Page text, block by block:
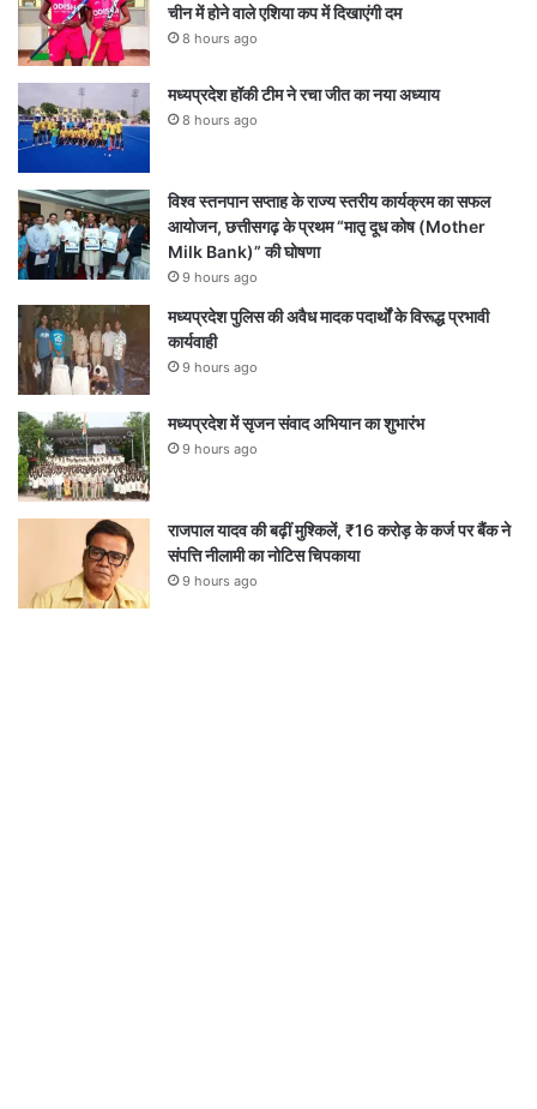
चीन में होने वाले एशिया कप में दिखाएंगी दम
8 hours ago
मध्यप्रदेश हॉकी टीम ने रचा जीत का नया अध्याय
8 hours ago
विश्व स्तनपान सप्ताह के राज्य स्तरीय कार्यक्रम का सफल
आयोजन, छत्तीसगढ़ के प्रथम “मातृ दूध कोष (Mother
Milk Bank)” की घोषणा
9 hours ago
मध्यप्रदेश पुलिस की अवैध मादक पदार्थों के विरूद्ध प्रभावी
कार्यवाही
9 hours ago
मध्यप्रदेश में सृजन संवाद अभियान का शुभारंभ
9 hours ago
राजपाल यादव की बढ़ीं मुश्किलें, ₹16 करोड़ के कर्ज पर बैंक ने
संपत्ति नीलामी का नोटिस चिपकाया
9 hours ago